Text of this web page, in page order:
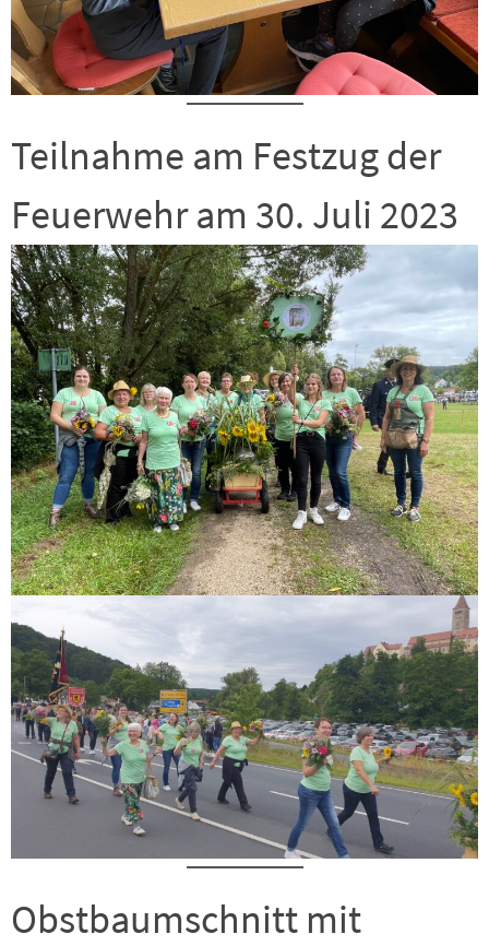
Teilnahme am Festzug der
Feuerwehr am 30. Juli 2023
Obstbaumschnitt mit